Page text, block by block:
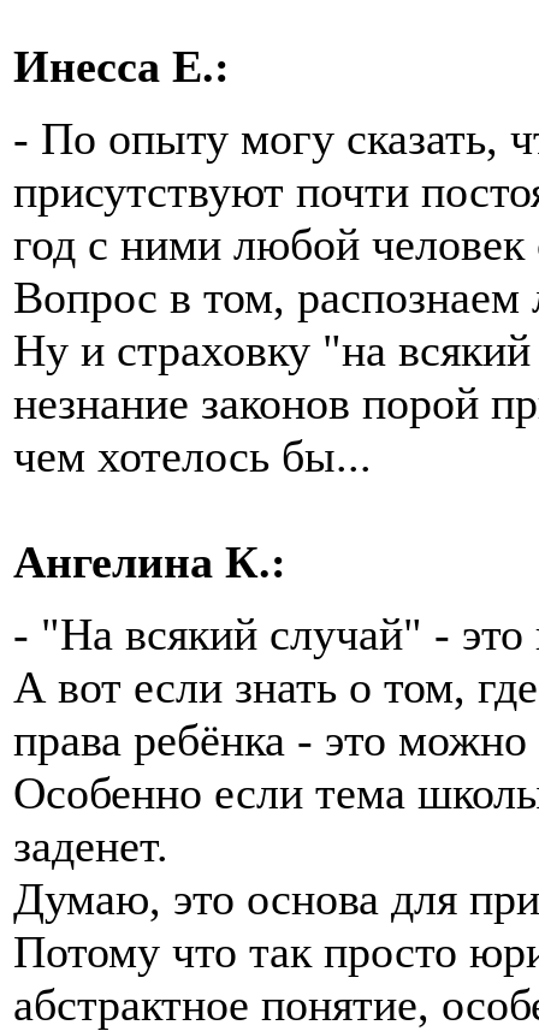
Инесса Е.:
- По опыту могу сказать,
присутствуют почти
год с ними любой
Вопрос в том,
Ну и страховку "на
незнание законов порой
чем хотелось бы...
Ангелина К.:
- "На всякий случай" -
А вот если знать о том,
права ребёнка - это можно
Особенно если тема
заденет.
Думаю, это основа для
Потому что так просто
абстрактное понятие,